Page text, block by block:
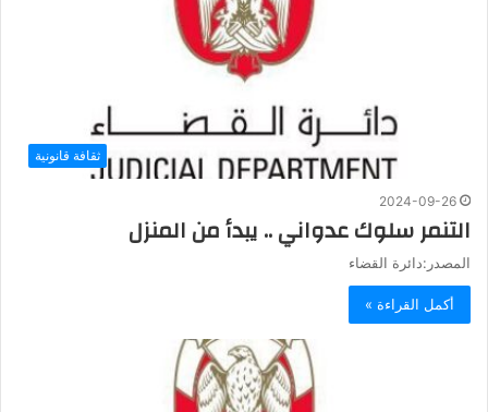
ثقافة قانونية
2024-09-26
التنمر سلوك عدواني .. يبدأ من المنزل
المصدر:دائرة القضاء
أكمل القراءة »